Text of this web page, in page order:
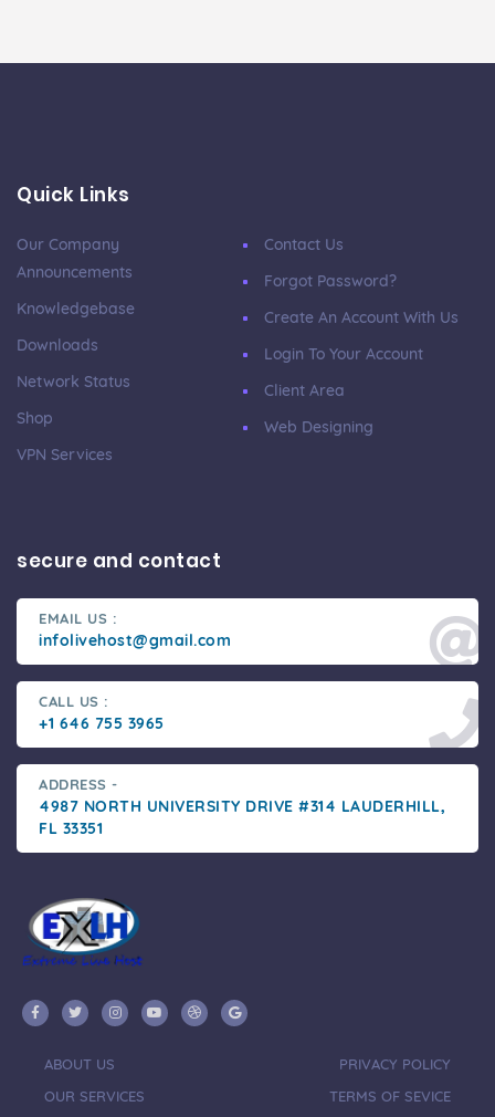
Quick Links
Our Company
Announcements
Knowledgebase
Downloads
Network Status
Shop
VPN Services
Contact Us
Forgot Password?
Create An Account With Us
Login To Your Account
Client Area
Web Designing
secure and contact
EMAIL US :
infolivehost@gmail.com
CALL US :
+1 646 755 3965
ADDRESS -
4987 NORTH UNIVERSITY DRIVE #314 LAUDERHILL,
FL 33351
ABOUT US
OUR SERVICES
PRIVACY POLICY
TERMS OF SEVICE